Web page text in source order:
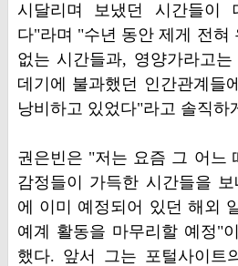
시달리며 보냈던 시간들이
다"라며 "수년 동안 제게 전혀
없는 시간들과, 영양가라고
데기에 불과했던 인간관계들
낭비하고 있었다"라고 솔직하
권은빈은 "저는 요즘 그 어느
감정들이 가득한 시간들을
에 이미 예정되어 있던 해외
예계 활동을 마무리할 예정"
했다. 앞서 그는 포털사이트